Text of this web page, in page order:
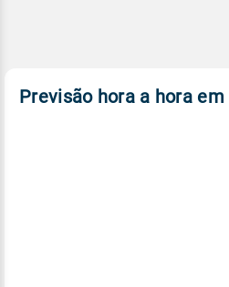
Previsão hora a hora em